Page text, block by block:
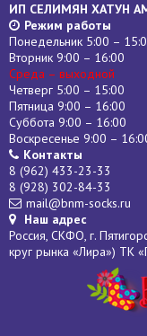
ИП СЕЛИМЯН ХАТУН
Режим работы
Понедельник 5:00 –
Вторник 9:00 – 16:00
Среда – выходной
Четверг 5:00 – 15:00
Пятница 9:00 – 16:00
Суббота 9:00 – 16:00
Воскресенье 9:00 –
Контакты
8 (962) 433-23-33
8 (928) 302-84-33
mail@bnm-socks.ru
Наш адрес
Россия, СКФО, г.
круг рынка «Лира») ТК